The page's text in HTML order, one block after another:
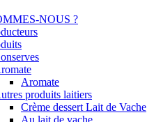
NOUS ?
Aromate
produits laitiers
Crème dessert Lait de Vache
Au lait de vache